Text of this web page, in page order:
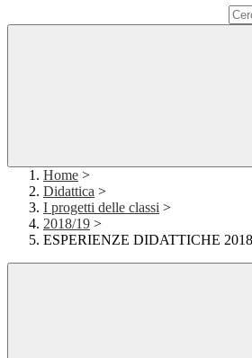
Home >
Didattica >
I progetti delle classi >
2018/19 >
ESPERIENZE DIDATTICHE